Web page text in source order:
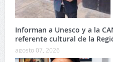
Informan a Unesco y a la
referente cultural de la
agosto 07, 2026